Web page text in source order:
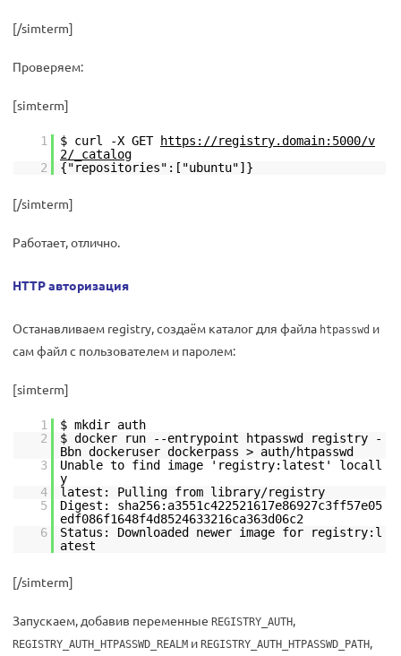
[/simterm]
Проверяем:
[simterm]
1 $ curl -X GET https://registry.domain:5000/v
2/_catalog
2
{"repositories":["ubuntu"]}
[/simterm]
Работает, отлично.
HTTP авторизация
Останавливаем registry, создаём каталог для файла htpasswd и
сам файл с пользователем и паролем:
[simterm]
1
$ mkdir auth
2
$ docker run --entrypoint htpasswd registry -
Bbn dockeruser dockerpass > auth/htpasswd
3
Unable to find image 'registry:latest' locall
y
4
latest: Pulling from library/registry
5
Digest: sha256:a3551c422521617e86927c3ff57e05
edf086f1648f4d8524633216ca363d06c2
6
Status: Downloaded newer image for registry:l
atest
[/simterm]
Запускаем, добавив переменные REGISTRY_AUTH,
REGISTRY_AUTH_HTPASSWD_REALM и REGISTRY_AUTH_HTPASSWD_PATH,